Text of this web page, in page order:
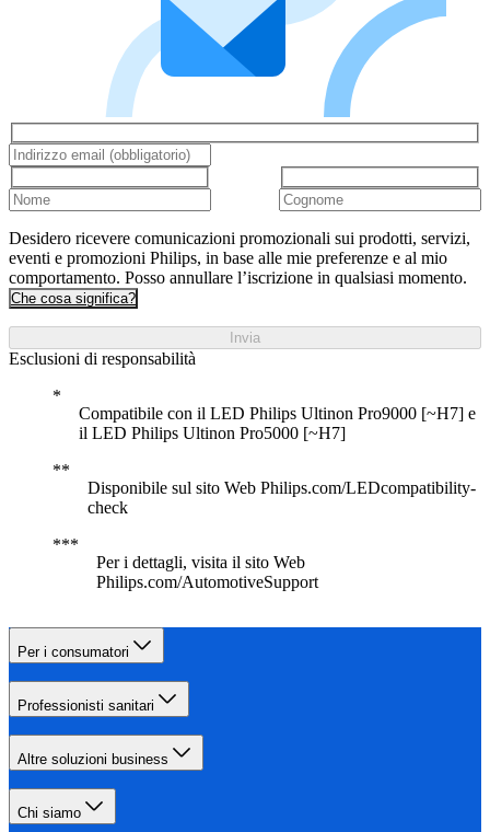
Desidero ricevere comunicazioni promozionali sui prodotti, servizi,
eventi e promozioni Philips, in base alle mie preferenze e al mio
comportamento. Posso annullare l’iscrizione in qualsiasi momento.
Che cosa significa?
Invia
Esclusioni di responsabilità
Compatibile con il LED Philips Ultinon Pro9000 [~H7] e
il LED Philips Ultinon Pro5000 [~H7]
Disponibile sul sito Web Philips.com/LEDcompatibility-
check
Per i dettagli, visita il sito Web
Philips.com/AutomotiveSupport
Per i consumatori
Professionisti sanitari
Altre soluzioni business
Chi siamo